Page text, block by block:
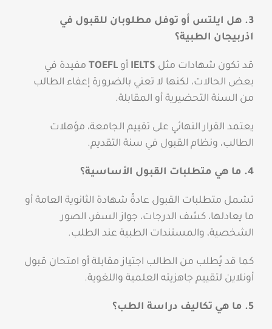
3. هل ايلتس أو توفل مطلوبان للقبول في
اذربيجان الطبية؟
قد تكون شهادات مثل IELTS أو TOEFLمفيدة في
بعض الحالات، لكنها لا تعني بالضرورة إعفاء الطالب
من السنة التحضيرية أو المقابلة.
يعتمد القرار النهائي على تقييم الجامعة، مؤهلات
الطالب، ونظام القبول في سنة التقديم.
4. ما هي متطلبات القبول الأساسية؟
تشمل متطلبات القبول عادةً شهادة الثانوية العامة أو
ما يعادلها، كشف الدرجات، جواز السفر، الصور
الشخصية، والمستندات الطبية عند الطلب.
كما قد يُطلب من الطالب اجتياز مقابلة أو امتحان قبول
أونلاين لتقييم جاهزيته العلمية واللغوية.
5. ما هي تكاليف دراسة الطب؟